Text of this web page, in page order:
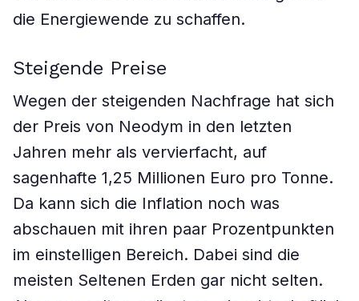
die Energiewende zu schaffen.
Steigende Preise
Wegen der steigenden Nachfrage hat sich
der Preis von Neodym in den letzten
Jahren mehr als vervierfacht, auf
sagenhafte 1,25 Millionen Euro pro Tonne.
Da kann sich die Inflation noch was
abschauen mit ihren paar Prozentpunkten
im einstelligen Bereich. Dabei sind die
meisten Seltenen Erden gar nicht selten.